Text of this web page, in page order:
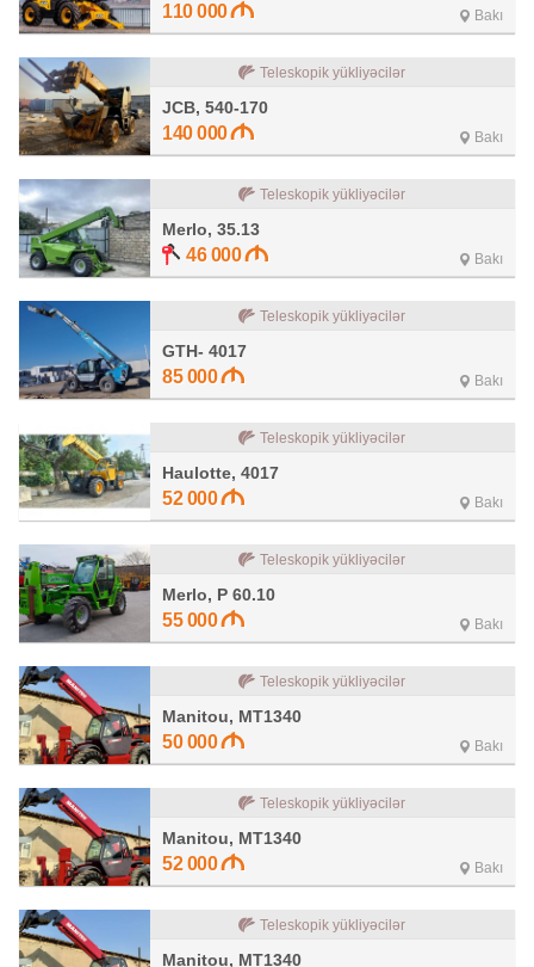
110 000 Bakı
Teleskopik yükliyəcilər
JCB, 540-170
140 000 Bakı
Teleskopik yükliyəcilər
Merlo, 35.13
46 000 Bakı
Teleskopik yükliyəcilər
GTH- 4017
85 000 Bakı
Teleskopik yükliyəcilər
Haulotte, 4017
52 000 Bakı
Teleskopik yükliyəcilər
Merlo, P 60.10
55 000 Bakı
Teleskopik yükliyəcilər
Manitou, MT1340
50 000 Bakı
Teleskopik yükliyəcilər
Manitou, MT1340
52 000 Bakı
Teleskopik yükliyəcilər
Manitou, MT1340